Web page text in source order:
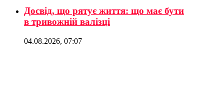
Досвід, що рятує життя: що має бути
в тривожній валізці
04.08.2026, 07:07